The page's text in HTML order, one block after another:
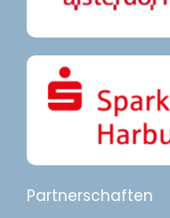
Partnerschaften